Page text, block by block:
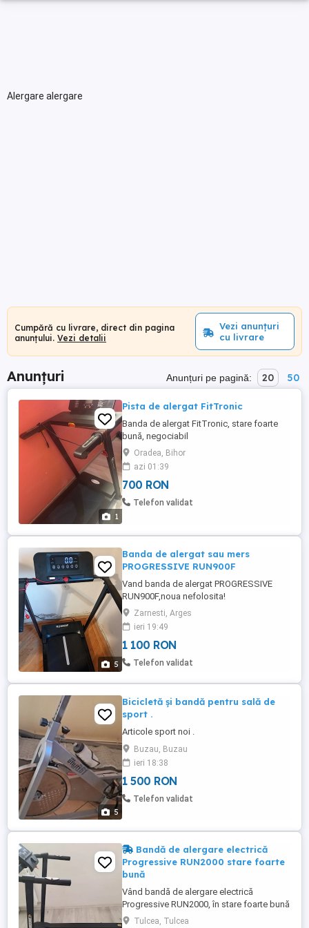
Alergare alergare
Cumpără cu livrare, direct din pagina
anunțului. Vezi detalii
Vezi anunțuri
cu livrare
Anunțuri Anunțuri pe pagină: 20 50
1
Pista de alergat FitTronic
Banda de alergat FitTronic, stare foarte
bună, negociabil
Oradea, Bihor
azi 01:39
700 RON
Telefon validat
5
Banda de alergat sau mers
PROGRESSIVE RUN900F
Vand banda de alergat PROGRESSIVE
RUN900F,noua nefolosita!
Zarnesti, Arges
ieri 19:49
1 100 RON
Telefon validat
5
Bicicletă și bandă pentru sală de
sport .
Articole sport noi .
Buzau, Buzau
ieri 18:38
1 500 RON
Telefon validat
Bandă de alergare electrică
Progressive RUN2000 stare foarte
bună
Vând bandă de alergare electrică
Progressive RUN2000, în stare foarte bună
de funcționare. Ideală pentru
Tulcea, Tulcea